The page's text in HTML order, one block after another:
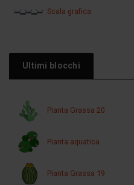
Scala grafica
Ultimi blocchi
Pianta Grassa 20
Pianta aquatica
Pianta Grassa 19